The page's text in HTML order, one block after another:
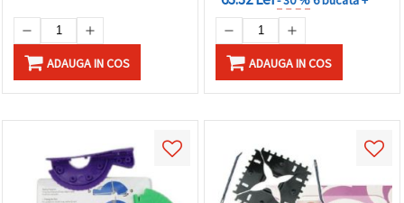
ADAUGA IN COS ADAUGA IN COS